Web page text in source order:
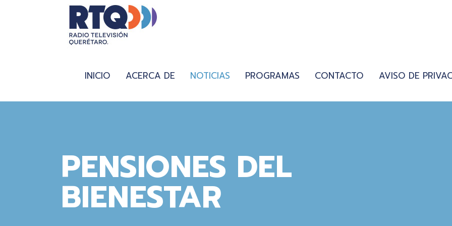
INICIO ACERCA DE NOTICIAS PROGRAMAS CONTACTO AVISO DE
PENSIONES DEL
BIENESTAR